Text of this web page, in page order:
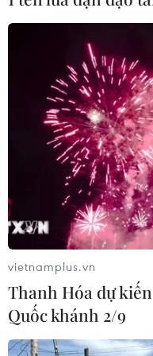
Xung đột tại Trung
Ấn Độ bị đánh chìm
05/08/2026 04:40
Israel phát triển xét
giản giúp phát hiện
05/08/2026 03:42
Italy có thể tham gia
giải giáp Hezbollah
04/08/2026 22:42
vietnamplus.vn
Thanh Hóa dự
Quốc khánh 2/9